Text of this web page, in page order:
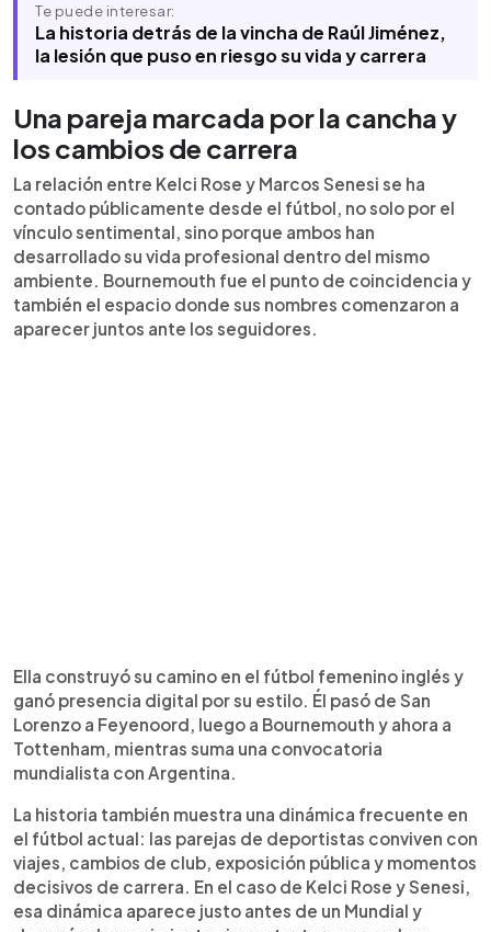
Te puede interesar:
La historia detrás de la vincha de Raúl Jiménez,
la lesión que puso en riesgo su vida y carrera
Una pareja marcada por la cancha y
los cambios de carrera
La relación entre Kelci Rose y Marcos Senesi se ha
contado públicamente desde el fútbol, no solo por el
vínculo sentimental, sino porque ambos han
desarrollado su vida profesional dentro del mismo
ambiente. Bournemouth fue el punto de coincidencia y
también el espacio donde sus nombres comenzaron a
aparecer juntos ante los seguidores.
Ella construyó su camino en el fútbol femenino inglés y
ganó presencia digital por su estilo. Él pasó de San
Lorenzo a Feyenoord, luego a Bournemouth y ahora a
Tottenham, mientras suma una convocatoria
mundialista con Argentina.
La historia también muestra una dinámica frecuente en
el fútbol actual: las parejas de deportistas conviven con
viajes, cambios de club, exposición pública y momentos
decisivos de carrera. En el caso de Kelci Rose y Senesi,
esa dinámica aparece justo antes de un Mundial y